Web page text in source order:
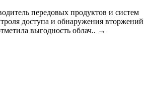
передовых продуктов и систем
доступа и обнаружения вторжений
выгодность облач.. →